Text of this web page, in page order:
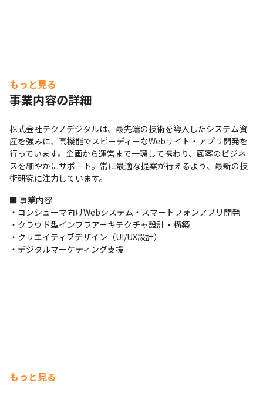
もっと見る
事業内容の詳細
株式会社テクノデジタルは、最先端の技術を導入したシステム資
産を強みに、高機能でスピーディーなWebサイト・アプリ開発を
行っています。企画から運営まで一環して携わり、顧客のビジネ
スを細やかにサポート。常に最適な提案が行えるよう、最新の技
術研究に注力しています。
■ 事業内容
・コンシューマ向けWebシステム・スマートフォンアプリ開発
・クラウド型インフラアーキテクチャ設計・構築
・クリエイティブデザイン（UI/UX設計）
・デジタルマーケティング支援
もっと見る